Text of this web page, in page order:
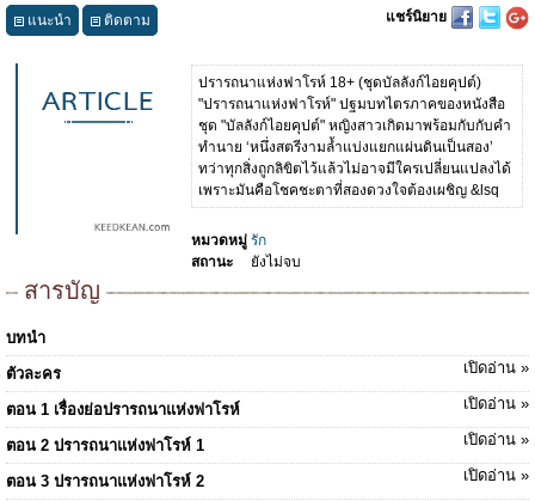
แนะนำ ติดตาม แชร์นิยาย
ปรารถนาแห่งฟาโรห์ 18+ (ชุดบัลลังก์ไอยคุปต์)
"ปรารถนาแห่งฟาโรห์" ปฐมบทไตรภาคของหนังสือ
ชุด "บัลลังก์ไอยคุปต์" หญิงสาวเกิดมาพร้อมกับกับคำ
ทำนาย ‘หนึ่งสตรีงามล้ำแบ่งแยกแผ่นดินเป็นสอง’
ทว่าทุกสิ่งถูกลิขิตไว้แล้วไม่อาจมีใครเปลี่ยนแปลงได้
เพราะมันคือโชคชะตาที่สองดวงใจต้องเผชิญ &lsq
หมวดหมู่ รัก
สถานะ
ยังไม่จบ
สารบัญ
บทนำ
ตัวละคร
เปิดอ่าน »
ตอน 1 เรื่องย่อปรารถนาแห่งฟาโรห์ เปิดอ่าน »
ตอน 2 ปรารถนาแห่งฟาโรห์ 1 เปิดอ่าน »
ตอน 3 ปรารถนาแห่งฟาโรห์ 2 เปิดอ่าน »